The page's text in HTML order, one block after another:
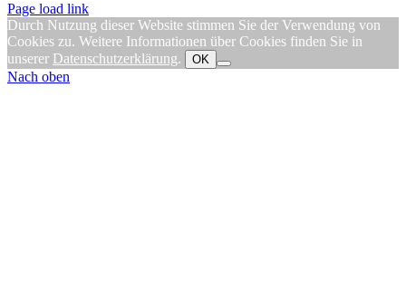
Page load link
Durch Nutzung dieser Website stimmen Sie der Verwendung von
Cookies zu. Weitere Informationen über Cookies finden Sie in
unserer Datenschutzerklärung. OK
Nach oben